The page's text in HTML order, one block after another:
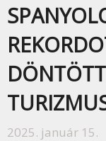
2025. január 15.